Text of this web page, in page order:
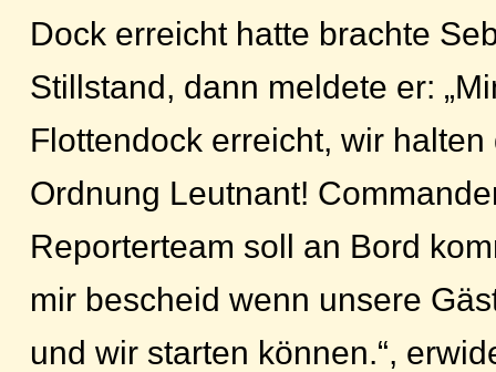
Dock erreicht hatte brachte
Stillstand, dann meldete er:
Flottendock erreicht, wir halten
Ordnung Leutnant!
Reporterteam soll an Bord
mir bescheid wenn unsere
und wir starten können.“,